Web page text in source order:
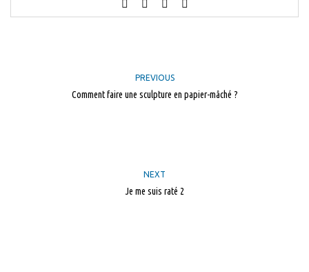
PREVIOUS
Comment faire une sculpture en papier-mâché ?
NEXT
Je me suis raté 2